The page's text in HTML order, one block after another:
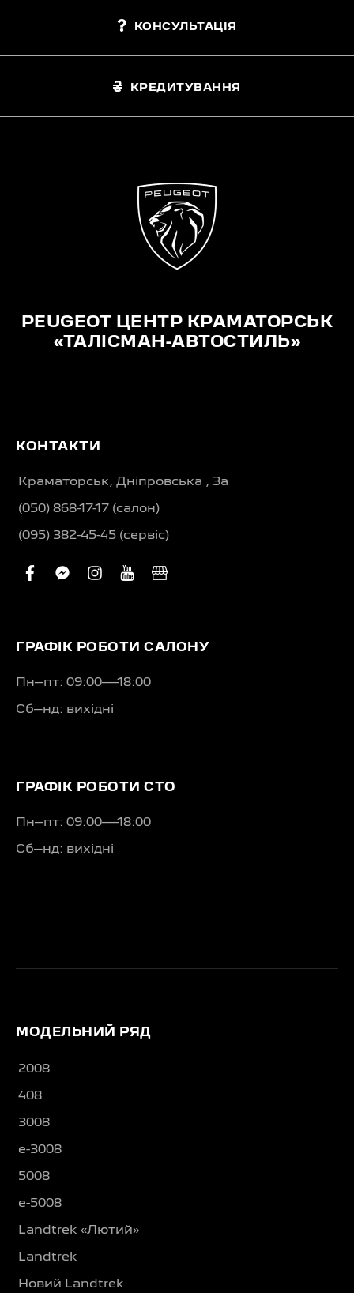
КОНСУЛЬТАЦІЯ
КРЕДИТУВАННЯ
PEUGEOT ЦЕНТР КРАМАТОРСЬК
«ТАЛІСМАН-АВТОСТИЛЬ»
КОНТАКТИ
Краматорськ, Дніпровська , 3а
(050) 868-17-17 (салон)
(095) 382-45-45 (сервіс)
facebook
facebook-
instagram
youtube
business
ГРАФІК РОБОТИ САЛОНУ
Пн–пт: 09:00—18:00
Сб–нд: вихідні
ГРАФІК РОБОТИ СТО
Пн–пт: 09:00—18:00
Сб–нд: вихідні
МОДЕЛЬНИЙ РЯД
2008
408
3008
e-3008
5008
e-5008
Landtrek «Лютий»
Landtrek
Новий Landtrek